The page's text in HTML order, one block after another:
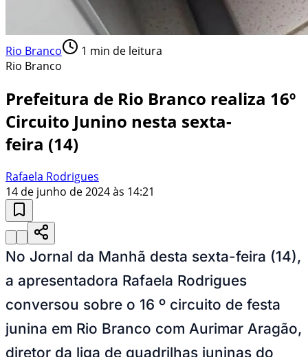
Rio Branco 1 min de leitura
Rio Branco
Prefeitura de Rio Branco realiza 16º
Circuito Junino nesta sexta-
feira (14)
Rafaela Rodrigues
14 de junho de 2024 às 14:21
No Jornal da Manhã desta sexta-feira (14),
a apresentadora Rafaela Rodrigues
conversou sobre o 16 º circuito de festa
junina em Rio Branco com Aurimar Aragão,
diretor da liga de quadrilhas juninas do